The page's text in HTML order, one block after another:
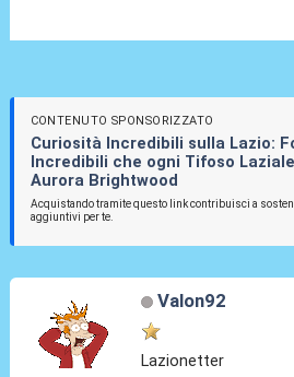
CONTENUTO SPONSORIZZATO
Curiosità Incredibili sulla Lazio:
Incredibili che ogni Tifoso
Aurora Brightwood
Acquistando tramite questo link contribuisci a
aggiuntivi per te.
Valon92
Lazionetter